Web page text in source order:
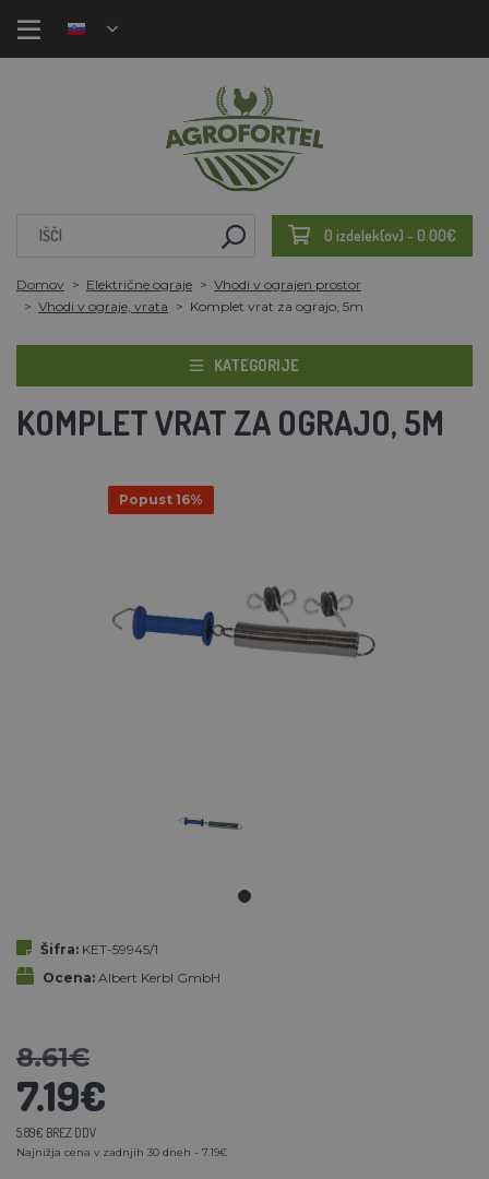
0 izdelek(ov) - 0.00€
Domov Električne ograje
Vhodi v ograjen prostor
Vhodi v ograje, vrata
Komplet vrat za ograjo, 5m
KATEGORIJE
KOMPLET VRAT ZA OGRAJO, 5M
Popust 16%
Šifra: KET-59945/1
Ocena: Albert Kerbl GmbH
8.61€
7.19€
5.89€ BREZ DDV
Najnižja cena v zadnjih 30 dneh - 7.19€